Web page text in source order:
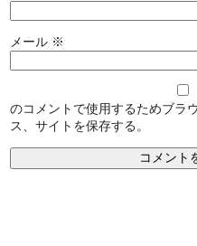
メール ※
のコメントで使用するためブラ
ス、サイトを保存する。